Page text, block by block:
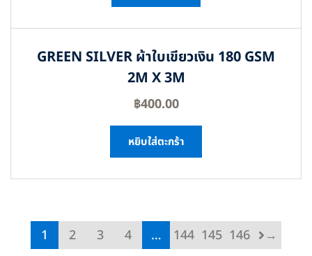
GREEN SILVER ผ้าใบเขียวเงิน 180 GSM
2M X 3M
฿400.00
หยิบใส่ตะกร้า
1 2 3 4 … 144 145 146 →